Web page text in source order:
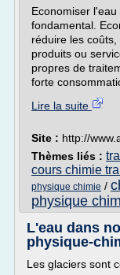
Economiser
fondamental.
réduire les
produits ou
propres de
forte
Lire la suite
Site : http://
Thèmes liés :
cours chimie
physique chimie /
physique
L'eau dans
physique-
Les glaciers sont